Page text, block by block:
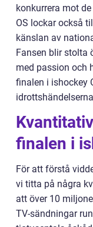
konkurrera mot
OS lockar också
känslan av
Fansen blir stolta
med passion och
finalen i ishockey
finalen i
För att förstå
vi titta på några
att över 10
TV-sändningar